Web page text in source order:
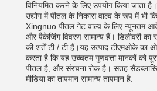
विनियमित करने के लिए उपयोग किया जाता
उद्योग में पीतल के निकास वाल्व के रूप में भी
Xingnuo पीतल गेट वाल्व के लिए न्यूनतम
और पैकेजिंग विवरण सामान्य हैं। डिलीवरी
की शर्तें टी / टी हैं।यह उत्पाद टीएमओके का
करता है कि यह उच्चतम गुणवत्ता मानकों को
पीतल है, और संरचना रोक है। सतह
मीडिया का तापमान सामान्य तापमान है.